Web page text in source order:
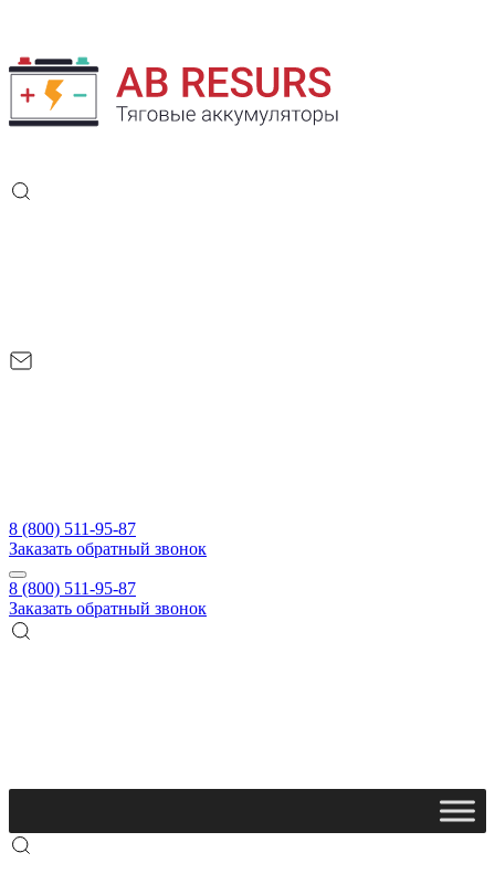
8 (800) 511-95-87
Заказать обратный звонок
8 (800) 511-95-87
Заказать обратный звонок